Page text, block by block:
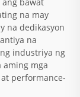
na may
na dedikasyon
na
industriya ng
aming mga
performance-